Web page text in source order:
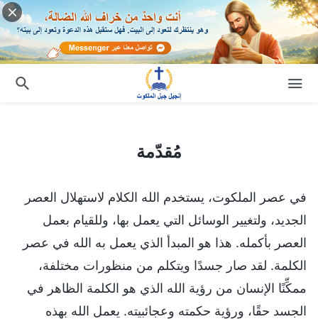
مُقدّمة
في عصر الملكوت، يستخدم الله الكلام لاستهلال العصر
الجديد، ولتغيير الوسائل التي يعمل بها، وللقيام بعمل
العصر بأكمله. هذا هو المبدأ الذي يعمل به الله في عصر
الكلمة. لقد صار جسدًا ويتكلم من منظورات مختلفة،
ممكِّنًا الإنسان من رؤية الله الذي هو الكلمة الظاهر في
الجسد حقًا، ورؤية حكمته وعجائبيته. يعمل الله بهذه